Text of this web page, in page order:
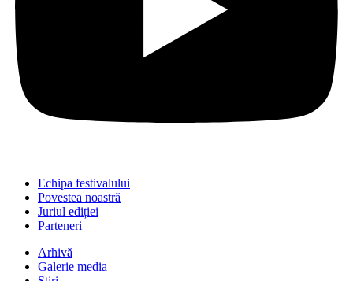
Echipa festivalului
Povestea noastră
Juriul ediției
Parteneri
Arhivă
Galerie media